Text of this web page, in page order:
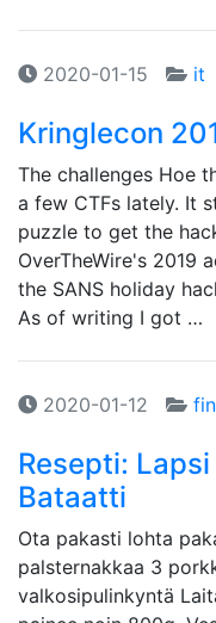
2020-01-15 it
Kringlecon
The challenges Hoe
a few CTFs lately. It
puzzle to get the
OverTheWire's 2019
the SANS holiday
As of writing I got …
2020-01-12
Resepti:
Bataatti
Ota pakasti lohta
palsternakkaa 3
valkosipulinkyntä